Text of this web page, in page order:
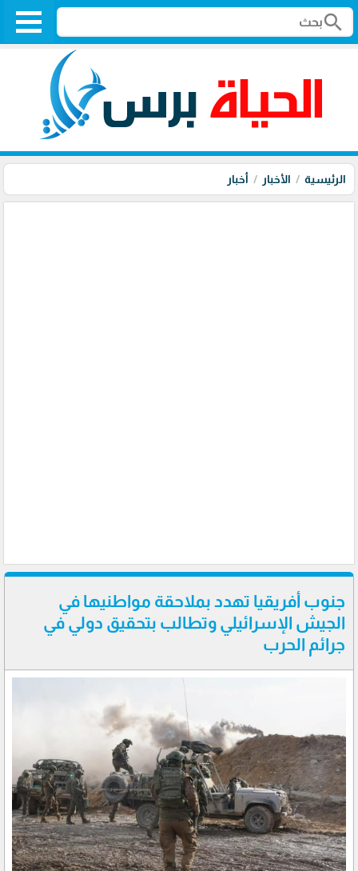
search
الرئيسية الأخبار أخبار
جنوب أفريقيا تهدد بملاحقة مواطنيها في
الجيش الإسرائيلي وتطالب بتحقيق دولي في
جرائم الحرب